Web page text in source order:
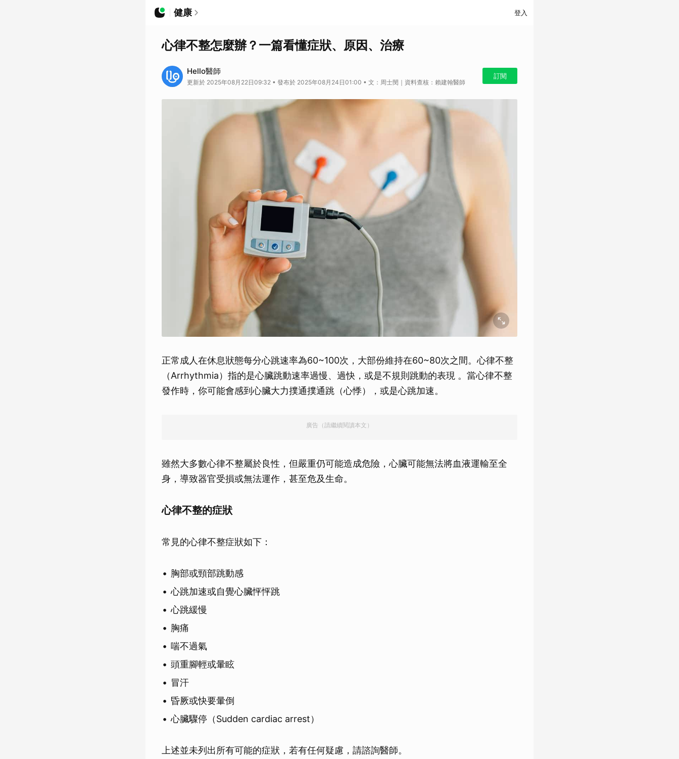
健康 登入
心律不整怎麼辦？一篇看懂症狀、原因、治療
Hello醫師
更新於 2025年08月22日09:32 • 發布於 2025年08月24日01:00 • 文：周士閔｜資料查核：賴建翰醫師
訂閱
正常成人在休息狀態每分心跳速率為60~100次，大部份維持在60~80次之間。心律不整
（Arrhythmia）指的是心臟跳動速率過慢、過快，或是不規則跳動的表現 。當心律不整
發作時，你可能會感到心臟大力撲通撲通跳（心悸），或是心跳加速。
廣告（請繼續閱讀本文）
雖然大多數心律不整屬於良性，但嚴重仍可能造成危險，心臟可能無法將血液運輸至全
身，導致器官受損或無法運作，甚至危及生命。
心律不整的症狀
常見的心律不整症狀如下：
胸部或頸部跳動感
心跳加速或自覺心臟怦怦跳
心跳緩慢
胸痛
喘不過氣
頭重腳輕或暈眩
冒汗
昏厥或快要暈倒
心臟驟停（Sudden cardiac arrest）
上述並未列出所有可能的症狀，若有任何疑慮，請諮詢醫師。